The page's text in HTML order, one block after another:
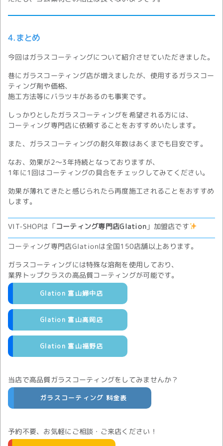
4.まとめ
今回はガラスコーティングについて紹介させていただきました。
巷にガラスコーティング店が増えましたが、使用するガラスコー
ティング剤や価格、
施工方法等にバラツキがあるのも事実です。
しっかりとしたガラスコーティングを希望される方には、
コーティング専門店に依頼することをおすすめいたします。
また、ガラスコーティングの耐久年数はあくまでも目安です。
なお、効果が2～3年持続となっておりますが、
1年に1回はコーティングの具合をチェックしてみてください。
効果が薄れてきたと感じられたら再度施工されることをおすすめ
します。
VIT-SHOPは「コーティング専門店Glation 」加盟店です
コーティング専門店Glationは全国150店舗以上あります。
ガラスコーティングには特殊な溶剤を使用しており、
業界トップクラスの高品質コーティングが可能です。
Glation 富山婦中店
Glation 富山高岡店
Glation 富山福野店
当店で高品質ガラスコーティングをしてみませんか？
ガラスコーティング 料金表
予約不要、お気軽にご相談・ご来店ください！